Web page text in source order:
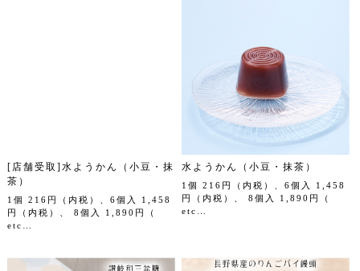
[店舗受取]水ようかん（小豆・抹
茶）
1個 216円（内税）、6個入 1,458
円（内税）、 8個入 1,890円（
etc…
水ようかん（小豆・抹茶）
1個 216円（内税）、6個入 1,458
円（内税）、 8個入 1,890円（
etc…